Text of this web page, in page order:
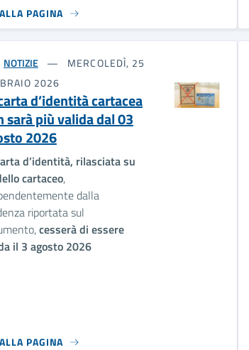
PAGINA
NOTIZIE
MERCOLEDÌ, 25
2026
d’identità cartacea
sarà più valida dal 03
2026
d’identità, rilasciata su
cartaceo,
dalla
riportata sul
cesserà di essere
il 3 agosto 2026
PAGINA